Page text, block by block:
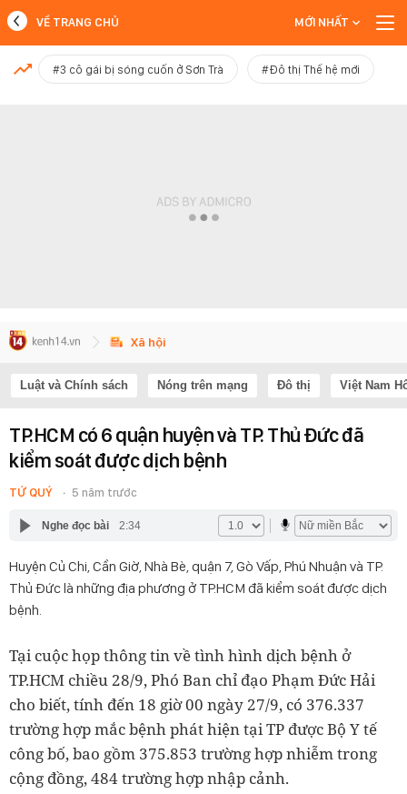
MỚI NHẤT
VỀ TRANG CHỦ MỚI NHẤT
#3 cô gái bị sóng cuốn ở Sơn Trà #Đô thị Thế hệ mới
Xã hội
Luật và Chính sách Nóng trên mạng Đô thị Việt Nam
TP.HCM có 6 quận huyện và TP. Thủ Đức đã
kiểm soát được dịch bệnh
TỨ QUÝ 5 năm trước
Nghe đọc bài 2:34
Huyện Củ Chi, Cần Giờ, Nhà Bè, quận 7, Gò Vấp, Phú Nhuận và TP.
Thủ Đức là những địa phương ở TP.HCM đã kiểm soát được dịch
bệnh.
Tại cuộc họp thông tin về tình hình dịch bệnh ở
TP.HCM chiều 28/9, Phó Ban chỉ đạo Phạm Đức Hải
cho biết, tính đến 18 giờ 00 ngày 27/9, có 376.337
trường hợp mắc bệnh phát hiện tại TP được Bộ Y tế
công bố, bao gồm 375.853 trường hợp nhiễm trong
cộng đồng, 484 trường hợp nhập cảnh.